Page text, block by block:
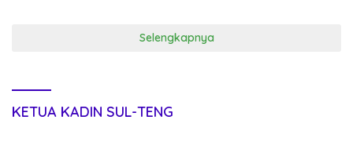
Selengkapnya
KETUA KADIN SUL-TENG